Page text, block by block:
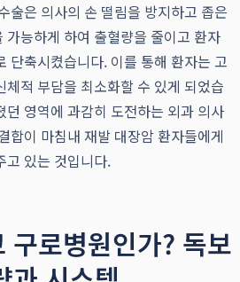
술은 의사의 손 떨림을 방지하고 좁은
능하게 하여 출혈량을 줄이고 환자
단축시켰습니다. 이를 통해 환자는 고
적 부담을 최소화할 수 있게 되었습
던 영역에 과감히 도전하는 외과 의사
합이 마침내 재발 대장암 환자들에게
고 있는 것입니다.
구로병원인가? 독보